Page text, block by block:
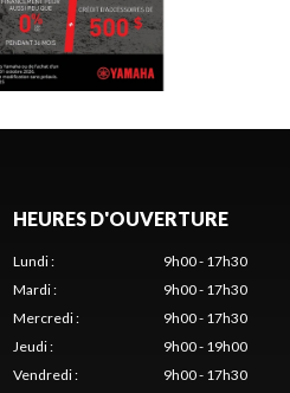
HEURES D'OUVERTURE
Lundi:
9h00 - 17h30
Mardi:
9h00 - 17h30
Mercredi:
9h00 - 17h30
Jeudi:
9h00 - 19h00
Vendredi:
9h00 - 17h30